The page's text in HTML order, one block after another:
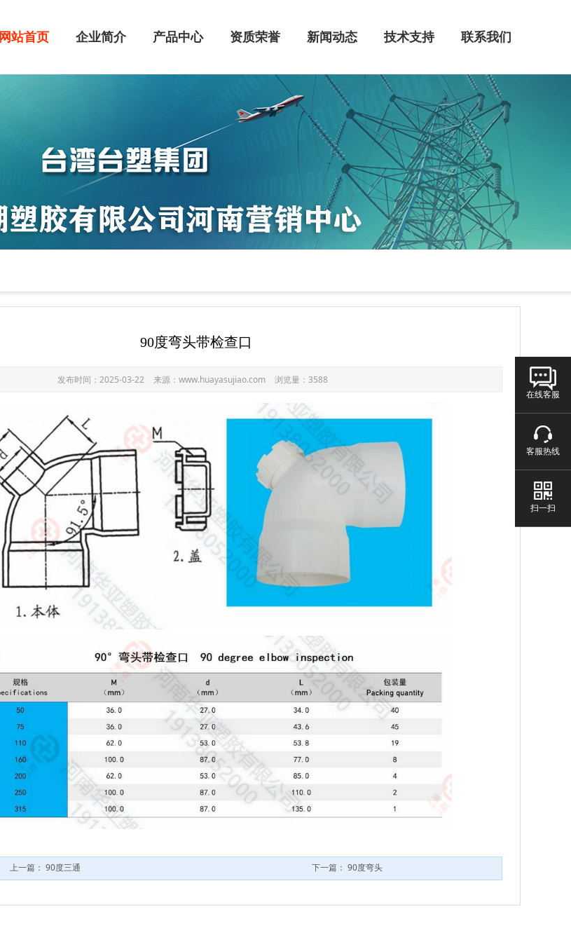
网站首页 企业简介 产品中心 资质荣誉 新闻动态 技术支持 联系我们
90度弯头带检查口
发布时间：2025-03-22 来源：www.huayasujiao.com 浏览量：3588
上一篇：90度三通 下一篇： 90度弯头
在线客服
客服热线
扫一扫